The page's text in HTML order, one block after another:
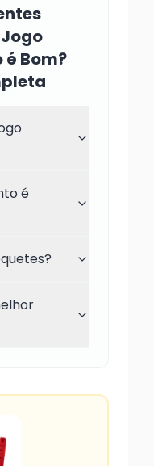
Bom?
é